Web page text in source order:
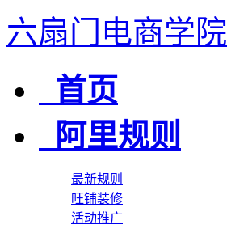
六扇门电商学院
首页
阿里规则
最新规则
旺铺装修
活动推广